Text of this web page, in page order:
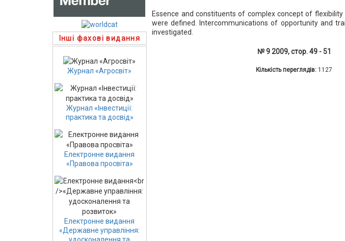
Інші фахові видання
Журнал «Агросвіт»
Журнал «Інвестиції:
практика та досвід»
Електронне видання
«Правова просвіта»
Електронне видання
«Державне управління:
Essence and constituents of complex concept of
were defined. Intercommunications of opportunity and
investigated.
№ 9 2009, стор. 49 - 51
Кількість переглядів: 1127